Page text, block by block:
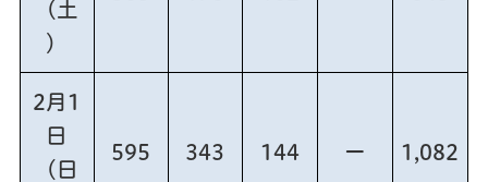
（土
）
2月1
日
（日
595 343 144 ー 1,082